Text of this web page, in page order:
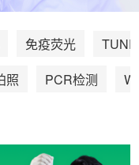
免疫荧光
照 PCR检测